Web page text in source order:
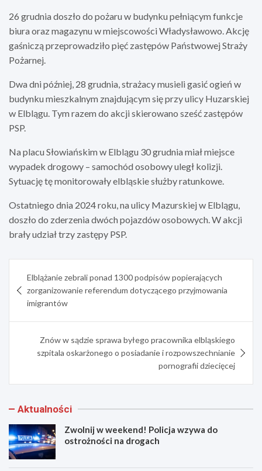
26 grudnia doszło do pożaru w budynku pełniącym funkcje
biura oraz magazynu w miejscowości Władysławowo. Akcję
gaśniczą przeprowadziło pięć zastępów Państwowej Straży
Pożarnej.
Dwa dni później, 28 grudnia, strażacy musieli gasić ogień w
budynku mieszkalnym znajdującym się przy ulicy Huzarskiej
w Elblągu. Tym razem do akcji skierowano sześć zastępów
PSP.
Na placu Słowiańskim w Elblągu 30 grudnia miał miejsce
wypadek drogowy – samochód osobowy uległ kolizji.
Sytuację tę monitorowały elbląskie służby ratunkowe.
Ostatniego dnia 2024 roku, na ulicy Mazurskiej w Elblągu,
doszło do zderzenia dwóch pojazdów osobowych. W akcji
brały udział trzy zastępy PSP.
wpisu
Elblążanie zebrali ponad 1300 podpisów popierających
zorganizowanie referendum dotyczącego przyjmowania
imigrantów
Znów w sądzie sprawa byłego pracownika elbląskiego
szpitala oskarżonego o posiadanie i rozpowszechnianie
pornografii dziecięcej
Aktualności
Zwolnij w weekend! Policja wzywa do
ostrożności na drogach